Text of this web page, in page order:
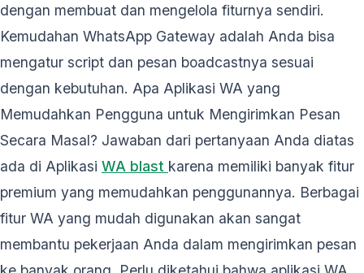
dengan membuat dan mengelola fiturnya sendiri.
Kemudahan WhatsApp Gateway adalah Anda bisa
mengatur script dan pesan boadcastnya sesuai
dengan kebutuhan. Apa Aplikasi WA yang
Memudahkan Pengguna untuk Mengirimkan Pesan
Secara Masal? Jawaban dari pertanyaan Anda diatas
ada di Aplikasi WA blast karena memiliki banyak fitur
premium yang memudahkan penggunannya. Berbagai
fitur WA yang mudah digunakan akan sangat
membantu pekerjaan Anda dalam mengirimkan pesan